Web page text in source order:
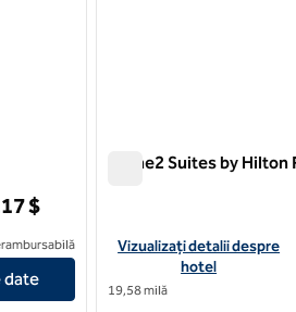
Crossing
$
date
Home2 Suites by
Vizualizați detaliile
Vizualizați detalii despre
hotel
19,58 milă